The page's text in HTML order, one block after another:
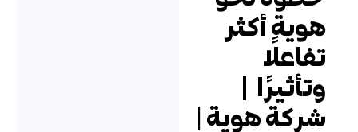
هوية أكثر
تفاعلًا
وتأثيرًا |
شركة هوية|